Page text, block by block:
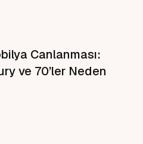
Canlanması:
ve 70’ler Neden